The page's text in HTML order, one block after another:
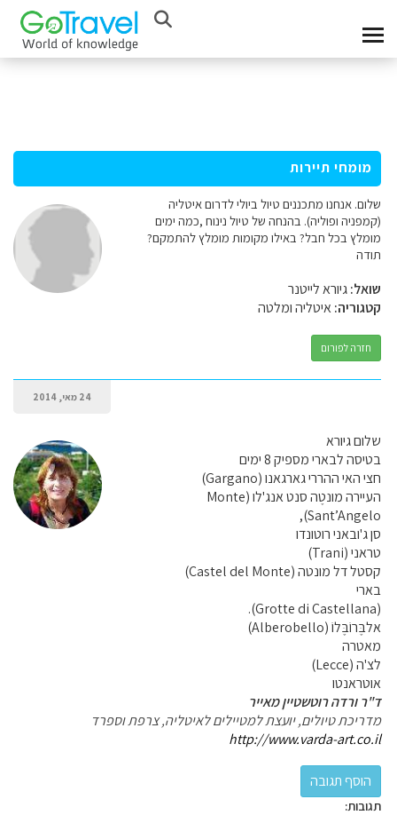
מומחי תיירות
שלום. אנחנו מתכננים טיול ביולי לדרום איטליה
(קמפניה ופוליה). בהנחה של טיול נינוח ,כמה ימים
מומלץ בכל חבל? באילו מקומות מומלץ להתמקם?
תודה
שואל:גיורא לייטנר
קטגוריה:איטליה ומלטה
חזרה לפורום
24 מאי, 2014
שלום גיורא
בטיסה לבארי מספיק 8 ימים
חצי האי ההררי גארגאנו (Gargano)
העיירה מונטֶה סנט אנג'לו (Monte
Sant’Angelo),
סן ג'ובאני רוטונדו
טראני (Trani)
קסטל דל מונטה (Castel del Monte)
בארי
(Grotte di Castellana).
אלבֶּרוֹבֶּלוֹ (Alberobello)
מאטרה
לצ'ה (Lecce)
אוטראנטו
ד"ר ורדה רוטשטיין מאייר
מדריכת טיולים, יועצת למטיילים לאיטליה, צרפת וספרד
http://www.varda-art.co.il
תגובות: